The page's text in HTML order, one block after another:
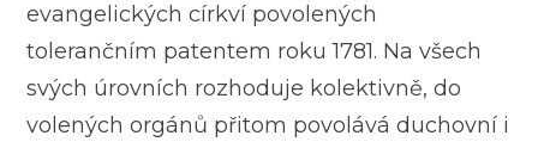
evangelických církví povolených
tolerančním patentem roku 1781. Na všech
svých úrovních rozhoduje kolektivně, do
volených orgánů přitom povolává duchovní i